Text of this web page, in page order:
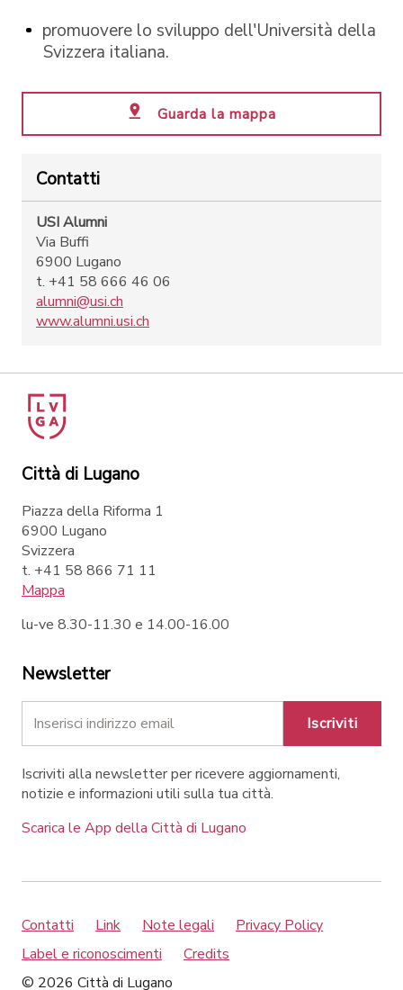
promuovere lo sviluppo dell'Università della
Svizzera italiana.
Guarda la mappa
Contatti
USI Alumni
Via Buffi
6900 Lugano
t. +41 58 666 46 06
alumni@usi.ch
www.alumni.usi.ch
Città di Lugano
Piazza della Riforma 1
6900 Lugano
Svizzera
t. +41 58 866 71 11
Mappa
lu-ve 8.30-11.30 e 14.00-16.00
Newsletter
Iscriviti
Iscriviti alla newsletter per ricevere aggiornamenti,
notizie e informazioni utili sulla tua città.
Scarica le App della Città di Lugano
Contatti Link Note legali
Privacy Policy
Label e riconoscimenti
Credits
© 2026 Città di Lugano